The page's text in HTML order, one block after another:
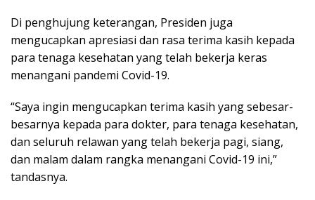
Di penghujung keterangan, Presiden juga
mengucapkan apresiasi dan rasa terima kasih kepada
para tenaga kesehatan yang telah bekerja keras
menangani pandemi Covid-19.
“Saya ingin mengucapkan terima kasih yang sebesar-
besarnya kepada para dokter, para tenaga kesehatan,
dan seluruh relawan yang telah bekerja pagi, siang,
dan malam dalam rangka menangani Covid-19 ini,”
tandasnya.